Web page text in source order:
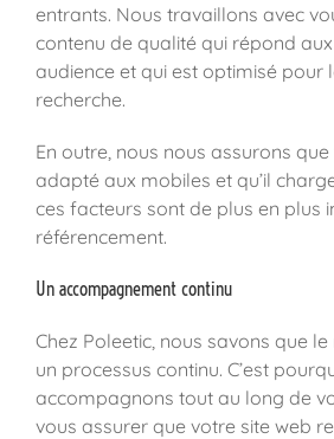
entrants. Nous travaillons avec
contenu de qualité qui répond
audience et qui est optimisé pour
recherche.
En outre, nous nous assurons
adapté aux mobiles et qu’il
ces facteurs sont de plus en plus
référencement.
Un accompagnement continu
Chez Poleetic, nous savons que
un processus continu. C’est
accompagnons tout au long de
vous assurer que votre site web